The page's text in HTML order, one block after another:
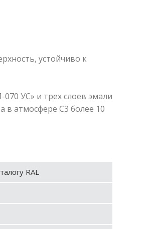
устойчиво к
УС» и трех слоев эмали
атмосфере С3 более 10
RAL